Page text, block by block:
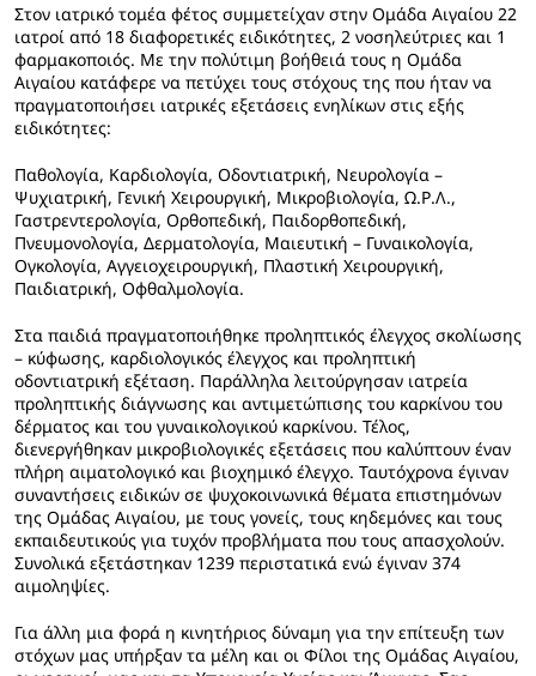
Στον ιατρικό τομέα φέτος συμμετείχαν στην Ομάδα Αιγαίου 22
ιατροί από 18 διαφορετικές ειδικότητες, 2 νοσηλεύτριες και 1
φαρμακοποιός. Με την πολύτιμη βοήθειά τους η Ομάδα
Αιγαίου κατάφερε να πετύχει τους στόχους της που ήταν να
πραγματοποιήσει ιατρικές εξετάσεις ενηλίκων στις εξής
ειδικότητες:
Παθολογία, Καρδιολογία, Οδοντιατρική, Νευρολογία –
Ψυχιατρική, Γενική Χειρουργική, Μικροβιολογία, Ω.Ρ.Λ.,
Γαστρεντερολογία, Ορθοπεδική, Παιδορθοπεδική,
Πνευμονολογία, Δερματολογία, Μαιευτική – Γυναικολογία,
Ογκολογία, Αγγειοχειρουργική, Πλαστική Χειρουργική,
Παιδιατρική, Οφθαλμολογία.
Στα παιδιά πραγματοποιήθηκε προληπτικός έλεγχος σκολίωσης
– κύφωσης, καρδιολογικός έλεγχος και προληπτική
οδοντιατρική εξέταση. Παράλληλα λειτούργησαν ιατρεία
προληπτικής διάγνωσης και αντιμετώπισης του καρκίνου του
δέρματος και του γυναικολογικού καρκίνου. Τέλος,
διενεργήθηκαν μικροβιολογικές εξετάσεις που καλύπτουν έναν
πλήρη αιματολογικό και βιοχημικό έλεγχο. Ταυτόχρονα έγιναν
συναντήσεις ειδικών σε ψυχοκοινωνικά θέματα επιστημόνων
της Ομάδας Αιγαίου, με τους γονείς, τους κηδεμόνες και τους
εκπαιδευτικούς για τυχόν προβλήματα που τους απασχολούν.
Συνολικά εξετάστηκαν 1239 περιστατικά ενώ έγιναν 374
αιμοληψίες.
Για άλλη μια φορά η κινητήριος δύναμη για την επίτευξη των
στόχων μας υπήρξαν τα μέλη και οι Φίλοι της Ομάδας Αιγαίου,